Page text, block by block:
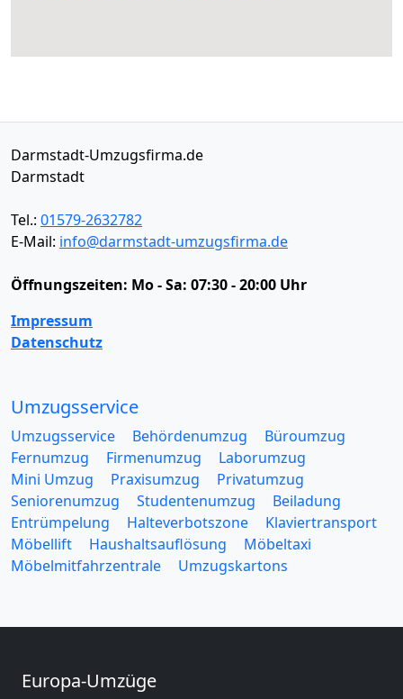
Darmstadt-Umzugsfirma.de
Darmstadt
Tel.: 01579-2632782
E-Mail: info@darmstadt-umzugsfirma.de
Öffnungszeiten: Mo - Sa: 07:30 - 20:00 Uhr
Impressum
Datenschutz
Umzugsservice
Umzugsservice Behördenumzug
Büroumzug
Fernumzug
Firmenumzug
Laborumzug
Mini Umzug
Praxisumzug
Privatumzug
Seniorenumzug
Studentenumzug
Beiladung
Entrümpelung
Halteverbotszone
Klaviertransport
Möbellift
Haushaltsauflösung
Möbeltaxi
Möbelmitfahrzentrale
Umzugskartons
Europa-Umzüge